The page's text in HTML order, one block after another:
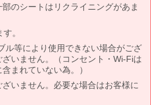
のシートはリクライニングがあま
。
ル等により使用できない場合がござ
いません。（コンセント・Wi-Fiは
まれていない為。）
いません。必要な場合はお客様に